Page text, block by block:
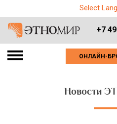
Select
+7
ОНЛАЙН-
Новости